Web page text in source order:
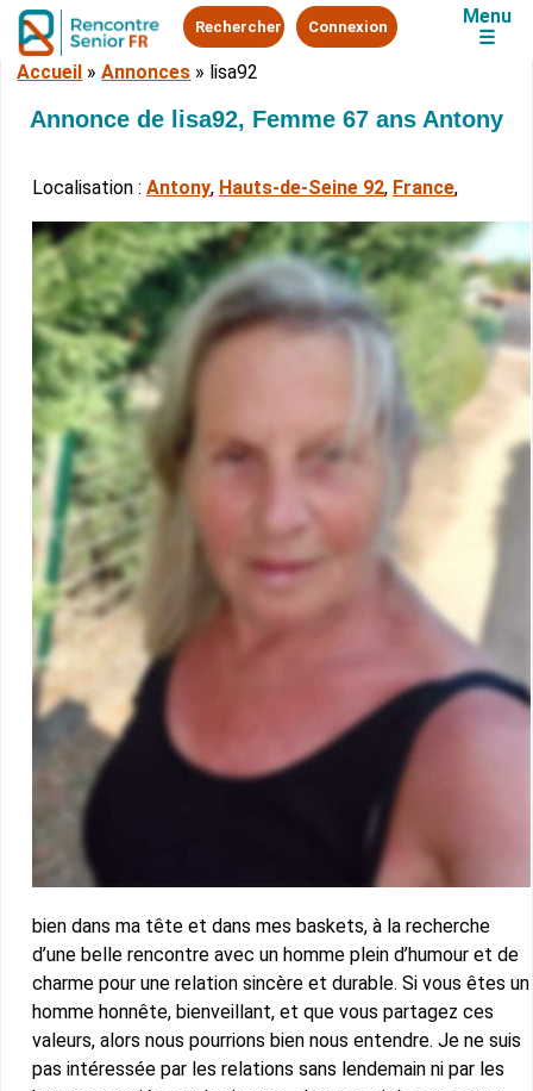
Rechercher Connexion
Menu
☰
Accueil »Annonces » lisa92
Annonce de lisa92, Femme 67 ans Antony
Localisation : Antony, Hauts-de-Seine 92, France,
bien dans ma tête et dans mes baskets, à la recherche
d’une belle rencontre avec un homme plein d’humour et de
charme pour une relation sincère et durable. Si vous êtes un
homme honnête, bienveillant, et que vous partagez ces
valeurs, alors nous pourrions bien nous entendre. Je ne suis
pas intéressée par les relations sans lendemain ni par les